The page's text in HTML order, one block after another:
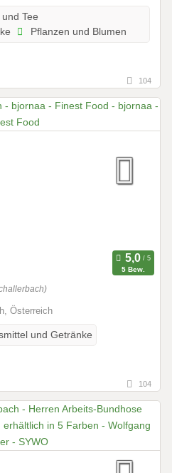
und Tee
Pflanzen und Blumen
104
5 Bew.
Österreich
und Getränke
104